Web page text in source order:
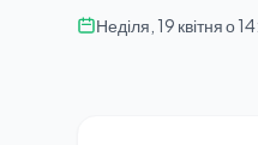
Неділя, 19 квітня о